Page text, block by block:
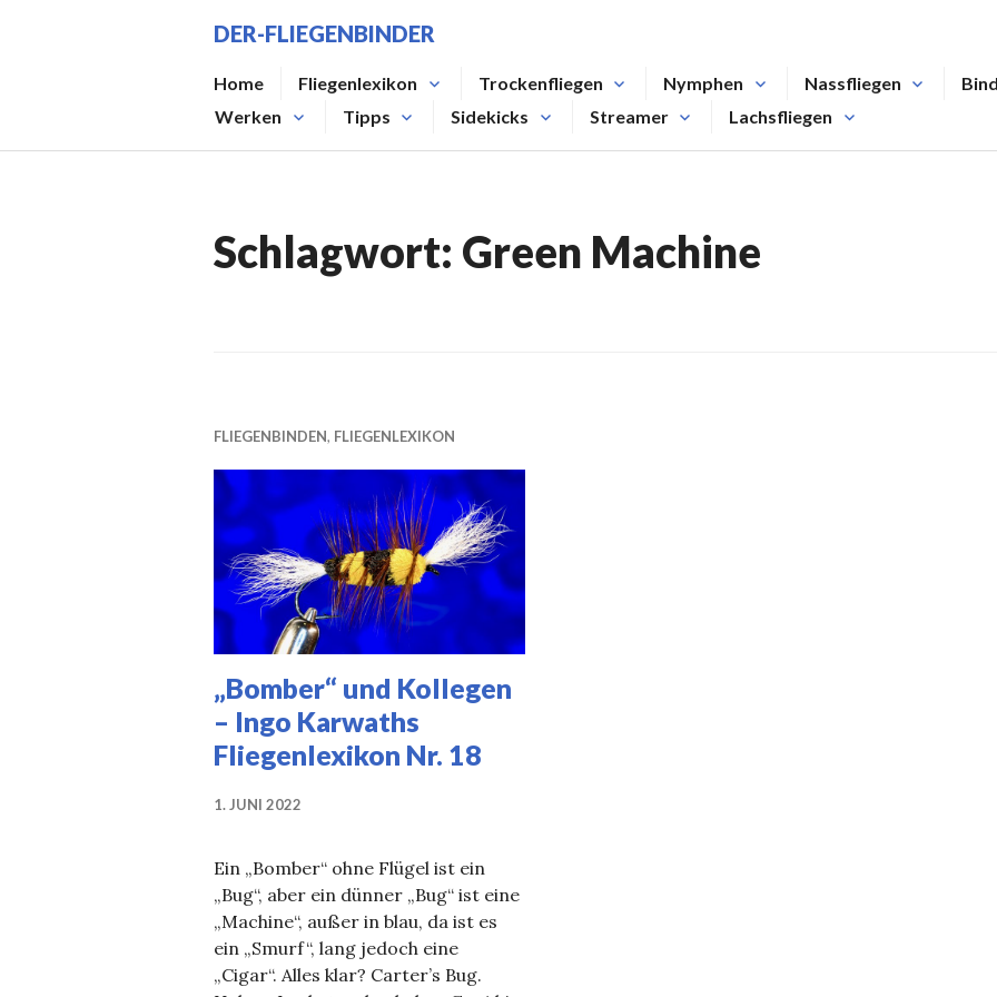
DER-FLIEGENBINDER
Home Fliegenlexikon Trockenfliegen Nymphen Nassfliegen
Werken
Tipps Sidekicks Streamer Lachsfliegen
Schlagwort: Green Machine
FLIEGENBINDEN, FLIEGENLEXIKON
„Bomber“ und Kollegen
– Ingo Karwaths
Fliegenlexikon Nr. 18
1. JUNI 2022
Ein „Bomber“ ohne Flügel ist ein
„Bug“, aber ein dünner „Bug“ ist eine
„Machine“, außer in blau, da ist es
ein „Smurf“, lang jedoch eine
„Cigar“. Alles klar? Carter’s Bug.